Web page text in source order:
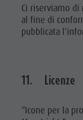
Ci riserviamo
al fine di
pubblicata
11. Licenze
“Icone per la